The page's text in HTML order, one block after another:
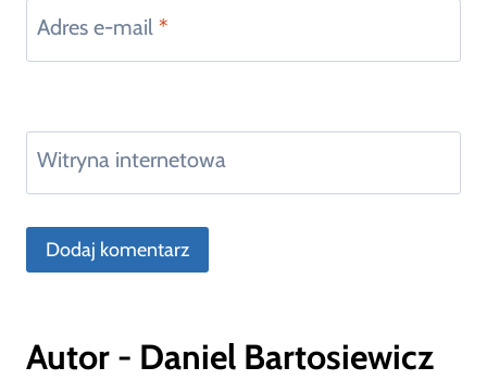
Adres e-mail *
Witryna internetowa
Autor - Daniel Bartosiewicz